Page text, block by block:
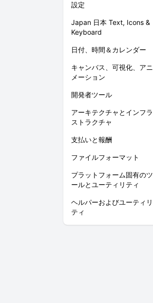
設定
Japan 日本 Text, Icons &
Keyboard
日付、時間＆カレンダー
キャンバス、可視化、アニ
メーション
開発者ツール
アーキテクチャとインフラ
ストラクチャ
支払いと報酬
ファイルフォーマット
プラットフォーム固有のツ
ールとユーティリティ
ヘルパーおよびユーティリ
ティ